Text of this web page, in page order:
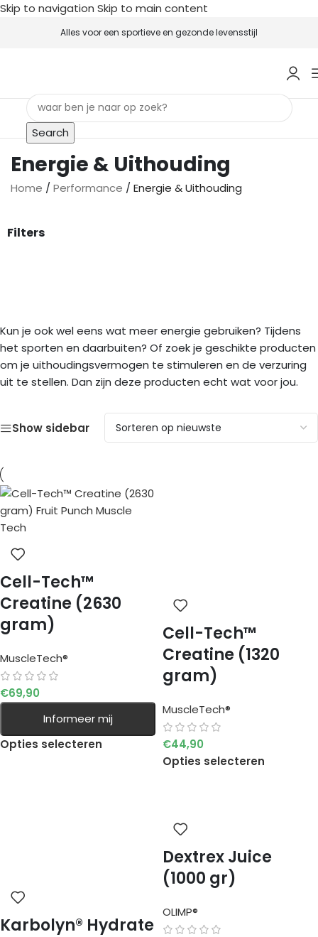
Skip to navigation Skip to main content
Alles voor een sportieve en gezonde levensstijl
Search
Energie & Uithouding
Home / Performance / Energie & Uithouding
Filters
Kun je ook wel eens wat meer energie gebruiken? Tijdens
het sporten en daarbuiten? Of zoek je geschikte producten
om je uithoudingsvermogen te stimuleren en de verzuring
uit te stellen. Dan zijn deze producten echt wat voor jou.
Show sidebar
Cell-Tech™
Creatine (2630
gram)
MuscleTech®
€69,90
Informeer mij
Opties selecteren
Cell-Tech™
Creatine (1320
gram)
MuscleTech®
€44,90
Opties selecteren
Karbolyn® Hydrate
Dextrex Juice
(1000 gr)
OLIMP®